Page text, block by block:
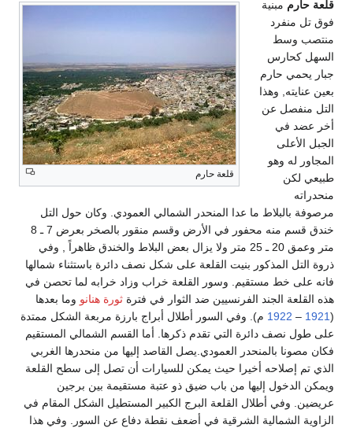
قلعة حارم
وهذا
عن
ما عدا المنحدر الشمالي العمودي. وكان حول التل
خندق قسم منه محفور في الأرض وقسم منقور بالصخر بعرض 7 ـ 8
متر وعمق 20 ـ 25 متر ولا يزال بعض البلاط والخندق ظاهراً , وفي
بنيت القلعة على شكل نصف دائرة باستثناء شمالها
مستقيم. وسور القلعة خراب وزاد خرابه لما تحصن في
الفرنسيين ضد الثوار في فترة ثورة هنانو وما بعدها
م). وفي السور أطلال أبراج بارزة مربعة الشكل ممتدة
دائرة التي تقدم ذكرها. أما القسم الشمالي المستقيم
العمودي.يصل القاصد إليها من منحدرها الغربي
أخيرا حيث يمكن للسيارات أن تصل إلى سطح القلعة
إليها من باب ضيق ذو عتبة مستقيمة بين برجين
أطلال القلعة البرج الكبير المستطيل الشكل المقام في
الشرقية في أضعف نقطة دفاع عن السور. وفي هذا